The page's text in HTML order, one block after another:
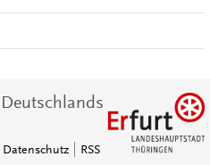
Datenschutz
RSS